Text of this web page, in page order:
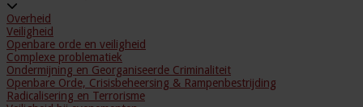
Overheid
Veiligheid
Openbare orde en veiligheid
Complexe problematiek
Ondermijning en Georganiseerde Criminaliteit
Openbare Orde, Crisisbeheersing & Rampenbestrijding
Radicalisering en Terrorisme